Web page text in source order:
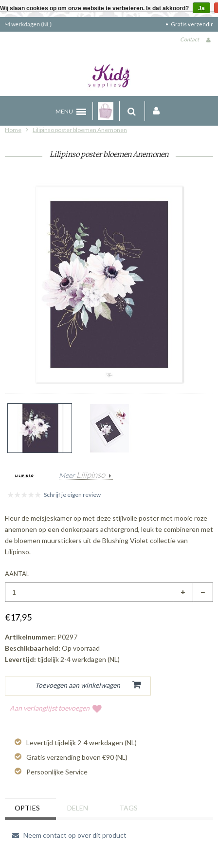
Contact
MENU
Home Lilipinso poster bloemen Anemonen
Lilipinso poster bloemen Anemonen
Meer Lilipinso
Schrijf je eigen review
Fleur de meisjeskamer op met deze stijlvolle poster met mooie roze
anemonen op een donkerpaars achtergrond, leuk te combineren met
de bloemen muurstickers uit de Blushing Violet collectie van
Lilipinso.
AANTAL
€17,95
Artikelnummer: P0297
Beschikbaarheid: Op voorraad
Levertijd: tijdelijk 2-4 werkdagen (NL)
Aan verlanglijst toevoegen
Levertijd tijdelijk 2-4 werkdagen (NL)
Gratis verzending boven €90 (NL)
Persoonlijke Service
OPTIES DELEN TAGS
Neem contact op over dit product
Wij slaan cookies op om onze website te verbeteren. Is dat akkoord? Ja